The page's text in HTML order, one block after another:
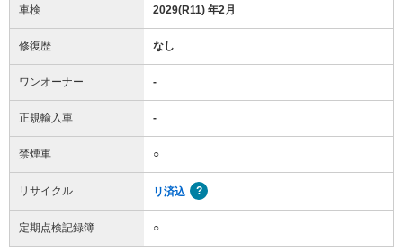
車検 2029(R11) 年2月
修復歴 なし
ワンオーナー -
正規輸入車 -
禁煙車 ○
リサイクル リ済込
定期点検記録簿 ○